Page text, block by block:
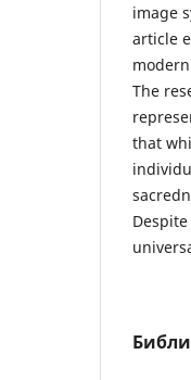
image
article
The
that